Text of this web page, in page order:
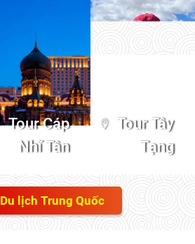
Tour Cáp
Nhĩ Tân
Tour Tây
Tạng
Du lịch Trung Quốc